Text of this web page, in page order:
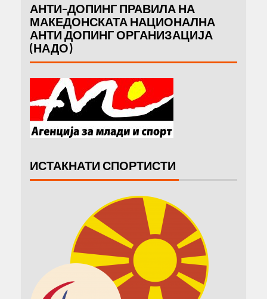
АНТИ-ДОПИНГ ПРАВИЛА НА
МАКЕДОНСКАТА НАЦИОНАЛНА
АНТИ ДОПИНГ ОРГАНИЗАЦИЈА
(НАДО)
ИСТАКНАТИ СПОРТИСТИ